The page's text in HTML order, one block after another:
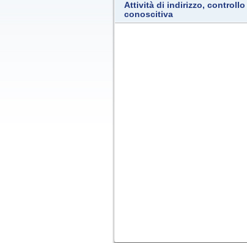
Attività di indirizzo, controllo
conoscitiva